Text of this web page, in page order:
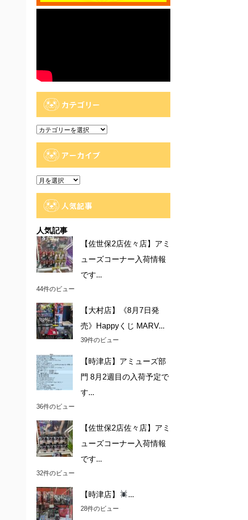
カテゴリー
カ
アーカイブ
ア
人気記事
人気記事
【佐世保2店佐々店】アミ
ューズコーナー入荷情報
です...
44件のビュー
【大村店】《8月7日発
売》Happyくじ MARV...
39件のビュー
【時津店】アミューズ部
門 8月2週目の入荷予定で
す...
36件のビュー
【佐世保2店佐々店】アミ
ューズコーナー入荷情報
です...
32件のビュー
【時津店】 ...
28件のビュー